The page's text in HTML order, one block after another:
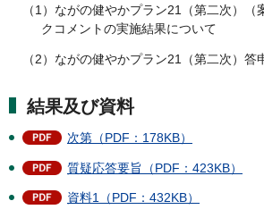
（1）ながの健やかプラン21（第二次）（
クコメントの実施結果について
（2）ながの健やかプラン21（第二次）答
結果及び資料
次第（PDF：178KB）
質疑応答要旨（PDF：423KB）
資料1（PDF：432KB）